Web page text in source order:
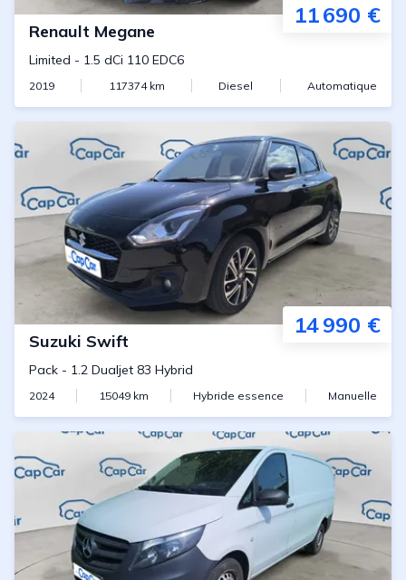
11 690 €
Renault Megane
Limited - 1.5 dCi 110 EDC6
2019 117374km Diesel Automatique
14 990 €
Suzuki Swift
Pack - 1.2 Dualjet 83 Hybrid
2024 15049 km Hybride essence Manuelle